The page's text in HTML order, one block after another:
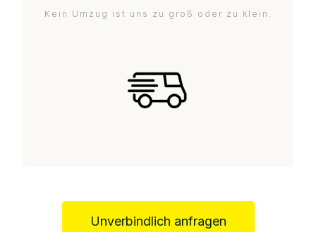
Kein Umzug ist uns zu groß oder zu klein.
Unverbindlich anfragen